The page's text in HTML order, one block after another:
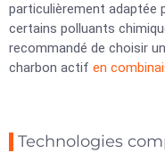
particulièrement adaptée
certains polluants
recommandé de choisir
charbon actif en
Technologies